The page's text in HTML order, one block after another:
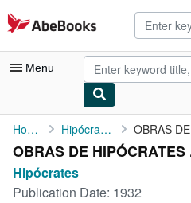
Skip to main content
AbeBooks.com
Menu
My Account
My Purchases
Advanced Search
Home Hipócrates
OBRAS DE HIPÓCRATES
Hipócrates
Publication Date: 1932